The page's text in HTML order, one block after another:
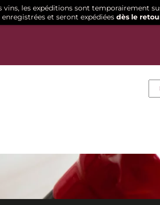
les expéditions sont temporairement
et seront expédiées dès le